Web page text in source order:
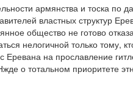
армянства и тоска по
властных структур
общество не готово
нелогичной только тому,
на прославление
о тотальном приоритете